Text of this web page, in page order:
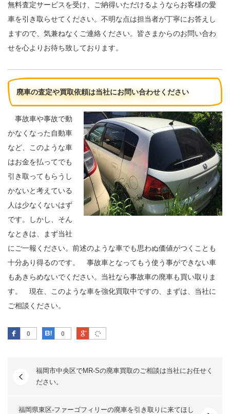
無料査定サービスを受け、ご納得いただけるようならお客様の愛
車を引き取らせてください。不明な点は担当者が丁寧にお答えし
ますので、気兼ねなくご連絡ください。皆さまからのお問い合わ
せを心よりお待ち致しております。
廃車の査定や買取依頼は当社にお問い合わせください
事故車や事故で動
かなくなった自動車
など、このような車
はお金を払ってでも
引き取ってもらうし
かないと考えている
人は少なくないはず
です。しかし、そん
なときは、まず当社
にご一報ください。前述のような車でも思わぬ価値がつくことも
十分あり得るのです。 事故車となってもう使う事ができない車
もあきらめないでください。当社なら事故車の廃車も買い取りま
す。 現在、このような車を強化買取中ですの、まずは、当社に
ご相談ください。
0
Facebook 0
はてなブックマーク
Google Plus
福岡市中央区でMR-Sの廃車買取のご相談は当社にお任せく
ださい。
福岡県東区-ファーゴフィリーの廃車を引き取りに来てほし